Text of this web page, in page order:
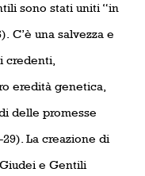
sono stati uniti “in
C’è una salvezza e
credenti,
eredità genetica,
delle promesse
La creazione di
e Gentili